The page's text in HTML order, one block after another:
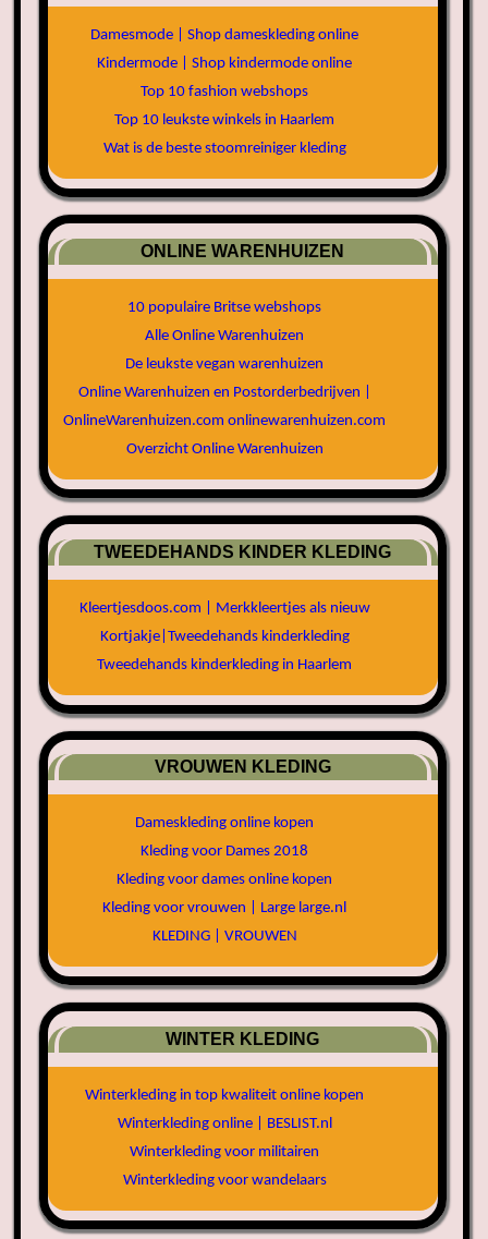
Damesmode | Shop dameskleding online
Kindermode | Shop kindermode online
Top 10 fashion webshops
Top 10 leukste winkels in Haarlem
Wat is de beste stoomreiniger kleding
ONLINE WARENHUIZEN
10 populaire Britse webshops
Alle Online Warenhuizen
De leukste vegan warenhuizen
Online Warenhuizen en Postorderbedrijven |
OnlineWarenhuizen.com onlinewarenhuizen.com
Overzicht Online Warenhuizen
TWEEDEHANDS KINDER KLEDING
Kleertjesdoos.com | Merkkleertjes als nieuw
Kortjakje|Tweedehands kinderkleding
Tweedehands kinderkleding in Haarlem
VROUWEN KLEDING
Dameskleding online kopen
Kleding voor Dames 2018
Kleding voor dames online kopen
Kleding voor vrouwen | Large large.nl
KLEDING | VROUWEN
WINTER KLEDING
Winterkleding in top kwaliteit online kopen
Winterkleding online | BESLIST.nl
Winterkleding voor militairen
Winterkleding voor wandelaars